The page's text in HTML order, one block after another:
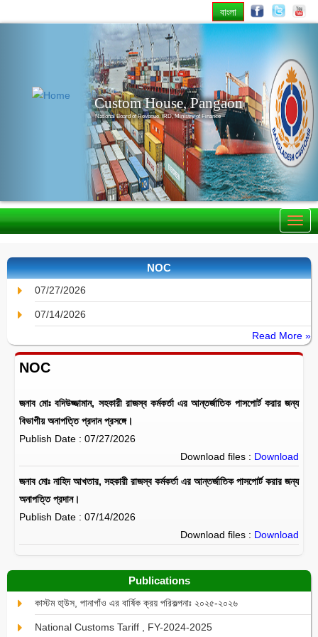
বাংলা
Custom House, Pangaon
National Board of Revenue, IRD, Ministry of Finance
NOC
07/27/2026
07/14/2026
Read More »
NOC
জনাব মোঃ বদিউজ্জামান, সহকারী রাজস্ব কর্মকর্তা এর আন্তর্জাতিক পাসপোর্ট করার জন্য
বিভাগীয় অনাপত্তি প্রদান প্রসঙ্গে।
Publish Date : 07/27/2026
Download files : Download
জনাব মোঃ নাহিদ আখতার, সহকারী রাজস্ব কর্মকর্তা এর আন্তর্জাতিক পাসপোর্ট করার জন্য
অনাপত্তি প্রদান।
Publish Date : 07/14/2026
Download files : Download
Publications
কাস্টম হা্উস, পানাগাঁও এর বার্ষিক ক্রয় পরিকল্পনাঃ ২০২৫-২০২৬
National Customs Tariff , FY-2024-2025